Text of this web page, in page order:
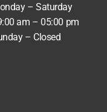
– Saturday
am – 05:00 pm
– Closed